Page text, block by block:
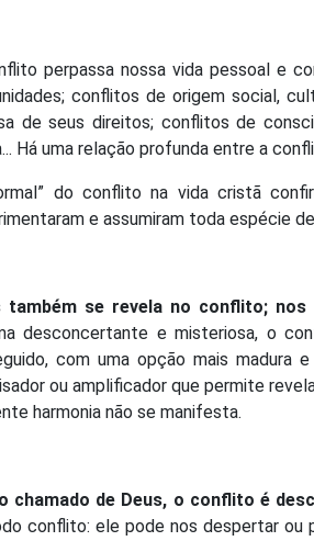
perpassa nossa vida pessoal e
conflitos de origem social,
de seus direitos; conflitos de
Há uma relação profunda entre a
do conflito na vida cristã
e assumiram toda espécie
também se revela no conflito;
desconcertante e misteriosa, o
com uma opção mais madura
ou amplificador que permite
harmonia não se manifesta.
chamado de Deus, o conflito é
conflito: ele pode nos despertar ou